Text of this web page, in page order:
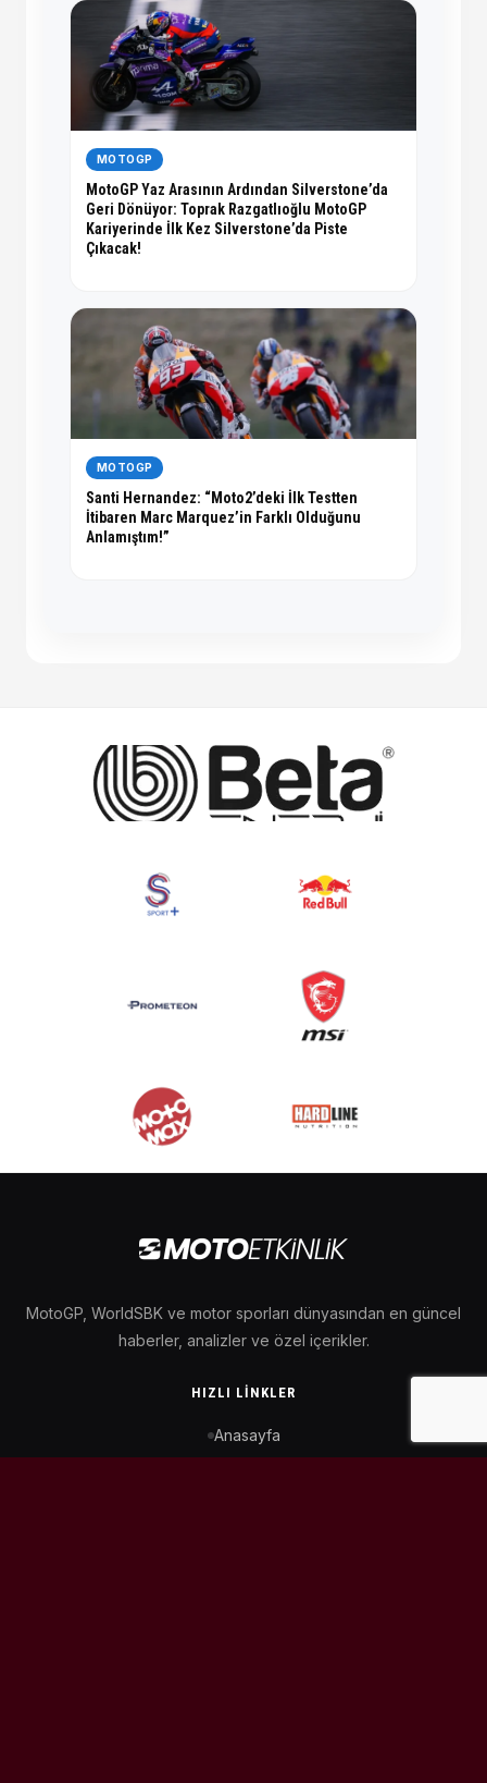
MOTOGP
MotoGP Yaz Arasının Ardından Silverstone’da
Geri Dönüyor: Toprak Razgatlıoğlu MotoGP
Kariyerinde İlk Kez Silverstone’da Piste
Çıkacak!
MOTOGP
Santi Hernandez: “Moto2’deki İlk Testten
İtibaren Marc Marquez’in Farklı Olduğunu
Anlamıştım!”
MotoGP, WorldSBK ve motor sporları dünyasından en güncel
haberler, analizler ve özel içerikler.
HIZLI LINKLER
Anasayfa